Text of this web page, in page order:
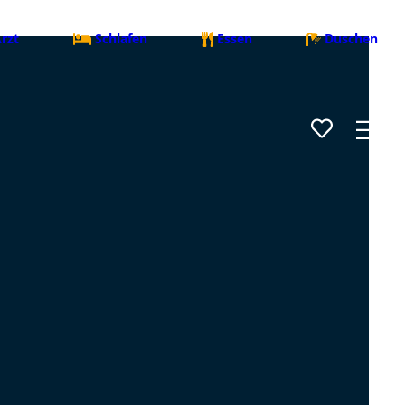
Schlafen Essen Duschen